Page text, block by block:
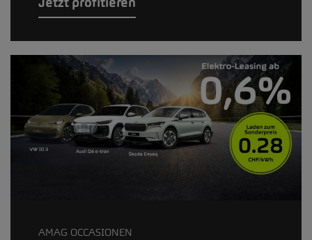
AMAG OCCASIONEN